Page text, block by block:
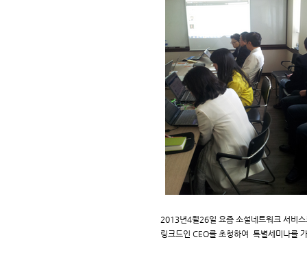
2013년4월26일 요즘 소설네트워크 서비
링크드인 CEO를 초청하여 특별세미나를